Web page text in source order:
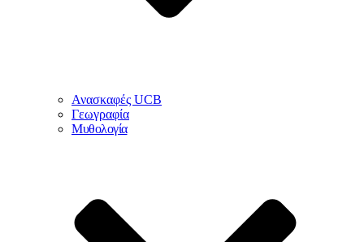
Ανασκαφές UCB
Γεωγραφία
Μυθολογία